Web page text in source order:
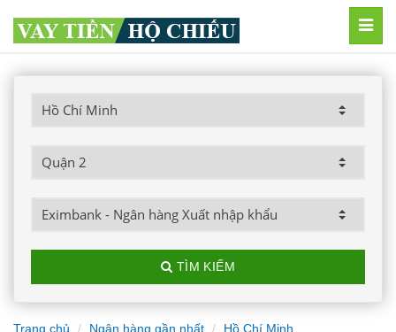
TÌM KIẾM
Trang chủ Ngân hàng gần nhất Hồ Chí Minh